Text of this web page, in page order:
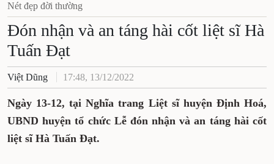
Nét đẹp đời thường
Đón nhận và an táng hài cốt liệt sĩ Hà
Tuấn Đạt
Việt Dũng 17:48, 13/12/2022
Ngày 13-12, tại Nghĩa trang Liệt sĩ huyện Định Hoá,
UBND huyện tổ chức Lễ đón nhận và an táng hài cốt
liệt sĩ Hà Tuấn Đạt.